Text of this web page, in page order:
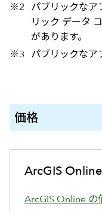
パブリックなア
リック データ
があります。
パブリックなア
価格
ArcGIS
ArcGIS Online の